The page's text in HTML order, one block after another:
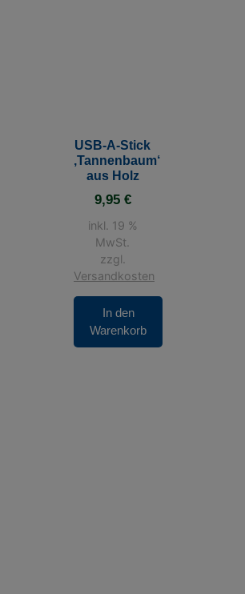
USB-A-Stick
‚Tannenbaum‘
aus Holz
9,95 €
inkl. 19 %
MwSt.
zzgl.
Versandkosten
In den
Warenkorb